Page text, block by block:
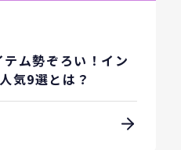
ム勢ぞろい！イン
気9選とは？